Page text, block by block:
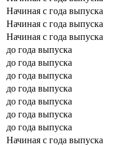
Начиная с года выпуска
Начиная с года выпуска
Начиная с года выпуска
до года выпуска
до года выпуска
до года выпуска
до года выпуска
до года выпуска
до года выпуска
до года выпуска
Начиная с года выпуска